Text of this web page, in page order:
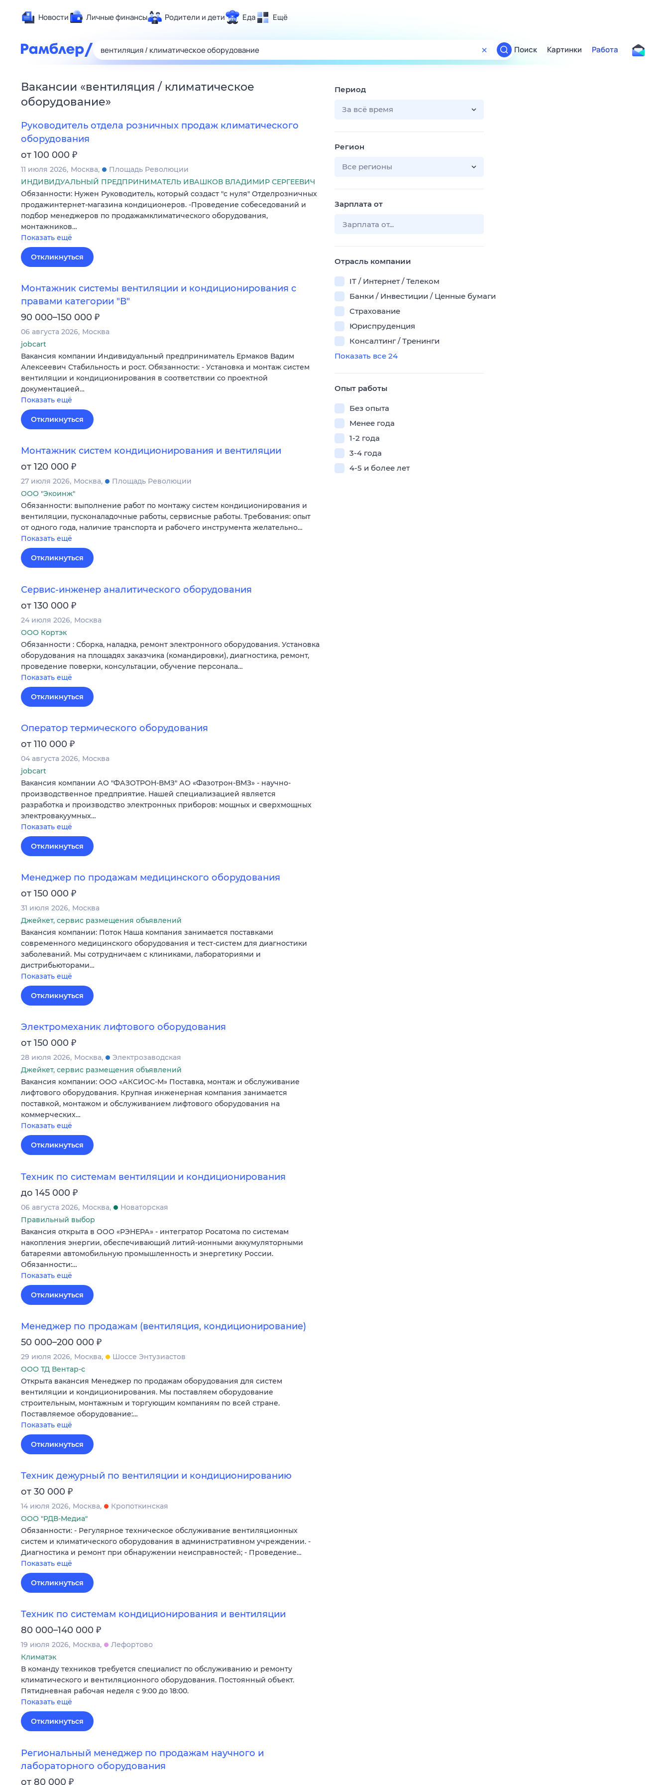
Новости Личные финансы Родители и дети Еда Ещё
Здоровье
Развлечения и отдых
Спорт
Авто
Сберегаем вместе
Гороскопы
Поиск
ТВ-программа
Поиск Картинки Работа
Вакансии «вентиляция / климатическое
оборудование»
Руководитель отдела розничных продаж климатического
оборудования
от 100 000 ₽
11 июля 2026 Москва
Площадь Революции
ИНДИВИДУАЛЬНЫЙ ПРЕДПРИНИМАТЕЛЬ ИВАШКОВ ВЛАДИМИР СЕРГЕЕВИЧ
Обязанности: Нужен Руководитель, который создаст "с нуля" Отделрозничных
продажинтернет-магазина кондиционеров. -Проведение собеседований и
подбор менеджеров по продажамклиматического оборудования,
монтажников…
Показать ещё
Откликнуться
Монтажник системы вентиляции и кондиционирования с
правами категории "В"
90 000–150 000 ₽
06 августа 2026 Москва
jobcart
Вакансия компании Индивидуальный предприниматель Ермаков Вадим
Алексеевич Стабильность и рост. Обязанности: - Установка и монтаж систем
вентиляции и кондиционирования в соответствии со проектной
документацией…
Показать ещё
Откликнуться
Монтажник систем кондиционирования и вентиляции
от 120 000 ₽
27 июля 2026 Москва
Площадь Революции
ООО "Экоинж"
Обязанности: выполнение работ по монтажу систем кондиционирования и
вентиляции, пусконаладочные работы, сервисные работы. Требования: опыт
от одного года, наличие транспорта и рабочего инструмента желательно…
Показать ещё
Откликнуться
Сервис-инженер аналитического оборудования
от 130 000 ₽
24 июля 2026 Москва
ООО Кортэк
Обязанности : Сборка, наладка, ремонт электронного оборудования. Установка
оборудования на площадях заказчика (командировки), диагностика, ремонт,
проведение поверки, консультации, обучение персонала…
Показать ещё
Откликнуться
Оператор термического оборудования
от 110 000 ₽
04 августа 2026 Москва
jobcart
Вакансия компании АО "ФАЗОТРОН-ВМЗ" АО «Фазотрон-ВМЗ» - научно-
производственное предприятие. Нашей специализацией является
разработка и производство электронных приборов: мощных и сверхмощных
электровакуумных…
Показать ещё
Откликнуться
Менеджер по продажам медицинского оборудования
от 150 000 ₽
31 июля 2026 Москва
Джейкет, сервис размещения объявлений
Вакансия компании: Поток Наша компания занимается поставками
современного медицинского оборудования и тест-систем для диагностики
заболеваний. Мы сотрудничаем с клиниками, лабораториями и
дистрибьюторами…
Показать ещё
Откликнуться
Электромеханик лифтового оборудования
от 150 000 ₽
28 июля 2026 Москва
Электрозаводская
Джейкет, сервис размещения объявлений
Вакансия компании: ООО «АКСИОС-М» Поставка, монтаж и обслуживание
лифтового оборудования. Крупная инженерная компания занимается
поставкой, монтажом и обслуживанием лифтового оборудования на
коммерческих…
Показать ещё
Откликнуться
Техник по системам вентиляции и кондиционирования
до 145 000 ₽
06 августа 2026 Москва
Новаторская
Правильный выбор
Вакансия открыта в ООО «РЭНЕРА» - интегратор Росатома по системам
накопления энергии, обеспечивающий литий-ионными аккумуляторными
батареями автомобильную промышленность и энергетику России.
Обязанности:…
Показать ещё
Откликнуться
Менеджер по продажам (вентиляция, кондиционирование)
50 000–200 000 ₽
29 июля 2026 Москва
Шоссе Энтузиастов
ООО ТД Вентар-с
Открыта вакансия Менеджер по продажам оборудования для систем
вентиляции и кондиционирования. Мы поставляем оборудование
строительным, монтажным и торгующим компаниям по всей стране.
Поставляемое оборудование:…
Показать ещё
Откликнуться
Техник дежурный по вентиляции и кондиционированию
от 30 000 ₽
14 июля 2026 Москва
Кропоткинская
ООО "РДВ-Медиа"
Обязанности: - Регулярное техническое обслуживание вентиляционных
систем и климатического оборудования в административном учреждении. -
Диагностика и ремонт при обнаружении неисправностей; - Проведение…
Показать ещё
Откликнуться
Техник по системам кондиционирования и вентиляции
80 000–140 000 ₽
19 июля 2026 Москва
Лефортово
Климатэк
В команду техников требуется специалист по обслуживанию и ремонту
климатического и вентиляционного оборудования. Постоянный объект.
Пятидневная рабочая неделя с 9:00 до 18:00.
Показать ещё
Откликнуться
Региональный менеджер по продажам научного и
лабораторного оборудования
от 80 000 ₽
Период
За всё время
Регион
Все регионы
Зарплата от
Отрасль компании
IT / Интернет / Телеком
Банки / Инвестиции / Ценные бумаги
Страхование
Юриспруденция
Консалтинг / Тренинги
Показать все 24
Опыт работы
Без опыта
Менее года
1-2 года
3-4 года
4-5 и более лет